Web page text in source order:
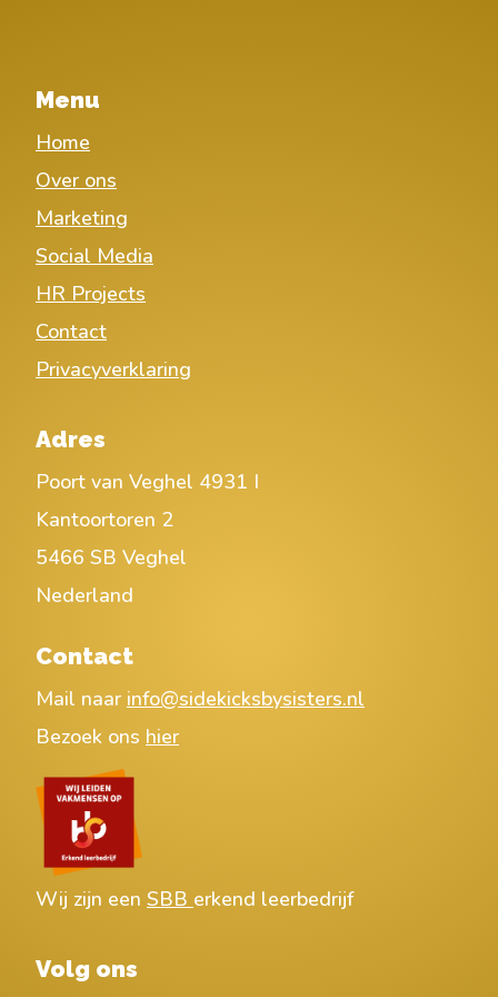
Menu
Home
Over ons
Marketing
Social Media
HR Projects
Contact
Privacyverklaring
Adres
Poort van Veghel 4931 I
Kantoortoren 2
5466 SB Veghel
Nederland
Contact
Mail naar info@sidekicksbysisters.nl
Bezoek ons hier
Wij zijn een SBB erkend leerbedrijf
Volg ons